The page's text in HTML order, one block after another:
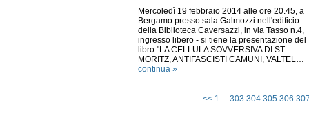
Mercoledì 19 febbraio 2014 alle ore 20.45, a
Bergamo presso sala Galmozzi nell'edificio
della Biblioteca Caversazzi, in via Tasso n.4,
ingresso libero - si tiene la presentazione del
libro "LA CELLULA SOVVERSIVA DI ST.
MORITZ, ANTIFASCISTI CAMUNI, VALTEL…
continua »
<< 1 ... 303 304 305 306